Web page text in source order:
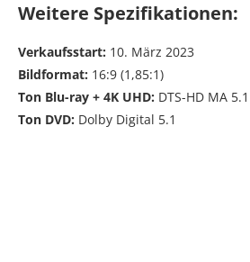
Weitere Spezifikationen:
Verkaufsstart: 10. März 2023
Bildformat: 16:9 (1,85:1)
Ton Blu-ray + 4K UHD: DTS-HD MA 5.1
Ton DVD: Dolby Digital 5.1